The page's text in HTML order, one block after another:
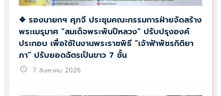
❖ รองนายกฯ ศุภจี ประชุมคณะกรรมการฝ่ายจัดสร้าง
พระเมรุมาศ “สมเด็จพระพันปีหลวง” ปรับปรุงองค์
ประกอบ เพื่อใช้ในงานพระราชพิธี “เจ้าฟ้าพัชรกิติยา
ภา” ปรับยอดฉัตรเป็นขาว 7 ชั้น
schedule 7 สิงหาคม 2026